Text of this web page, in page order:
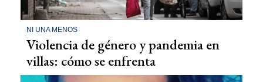
NI UNA MENOS
Violencia de género y pandemia en
villas: cómo se enfrenta